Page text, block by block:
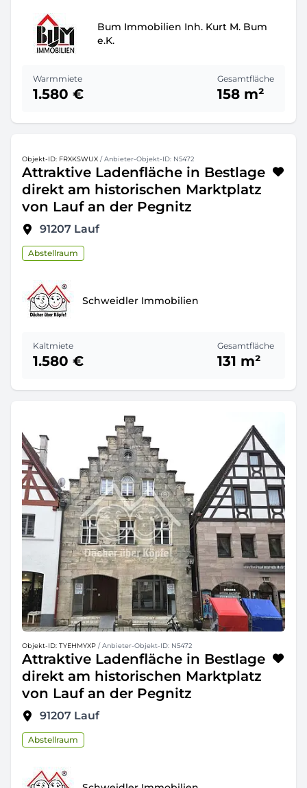
Bum Immobilien Inh. Kurt M. Bum
e.K.
Warmmiete
1.580 €
Gesamtfläche
158 m²
Objekt-ID: FRXKSWUX / Anbieter-Objekt-ID: N5472
Attraktive Ladenfläche in Bestlage
direkt am historischen Marktplatz
von Lauf an der Pegnitz
91207 Lauf
Abstellraum
Schweidler Immobilien
Kaltmiete
1.580 €
Gesamtfläche
131 m²
Objekt-ID: TYEHMYXP / Anbieter-Objekt-ID: N5472
Attraktive Ladenfläche in Bestlage
direkt am historischen Marktplatz
von Lauf an der Pegnitz
91207 Lauf
Abstellraum